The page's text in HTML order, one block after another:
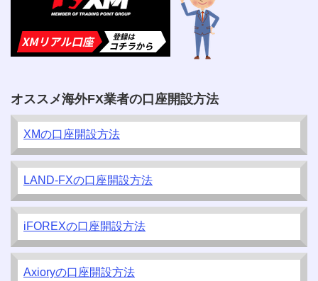
オススメ海外FX業者の口座開設方法
XMの口座開設方法
LAND-FXの口座開設方法
iFOREXの口座開設方法
Axioryの口座開設方法